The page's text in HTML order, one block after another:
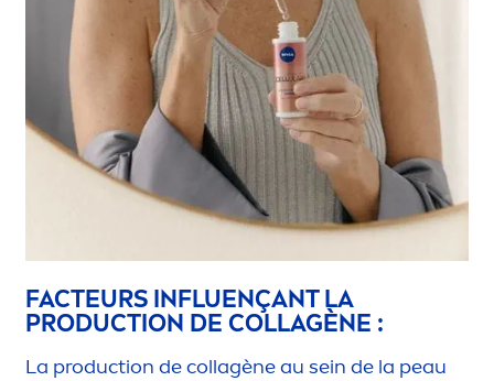
FACTEURS INFLUENÇANT LA
PRODUCTION DE COLLAGÈNE :
La production de collagène au sein de la peau